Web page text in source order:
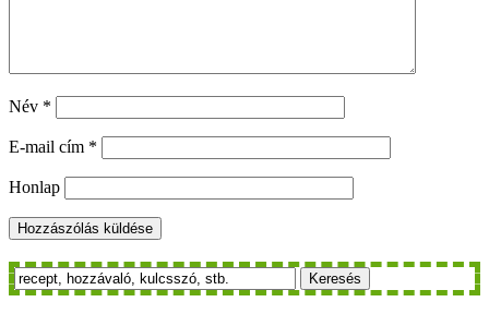
Név *
E-mail cím *
Honlap
Keresés